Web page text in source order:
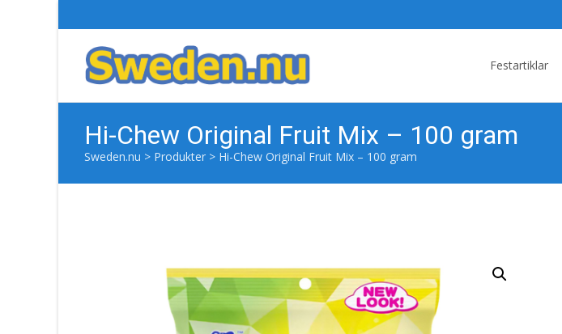
Festartiklar
Hi-Chew Original Fruit Mix – 100 gram
Sweden.nu > Produkter > Hi-Chew Original Fruit Mix – 100 gram